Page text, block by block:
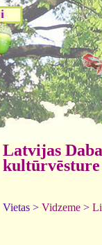
Latvijas
kultūrvēsture
Vietas > Vidzeme >